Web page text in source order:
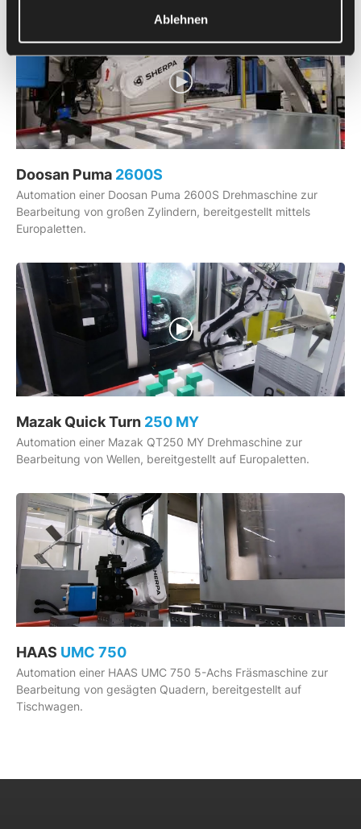
Ablehnen
Doosan Puma 2600S
Automation einer Doosan Puma 2600S Drehmaschine zur
Bearbeitung von großen Zylindern, bereitgestellt mittels
Europaletten.
Mazak Quick Turn 250 MY
Automation einer Mazak QT250 MY Drehmaschine zur
Bearbeitung von Wellen, bereitgestellt auf Europaletten.
HAAS UMC 750
Automation einer HAAS UMC 750 5-Achs Fräsmaschine zur
Bearbeitung von gesägten Quadern, bereitgestellt auf
Tischwagen.